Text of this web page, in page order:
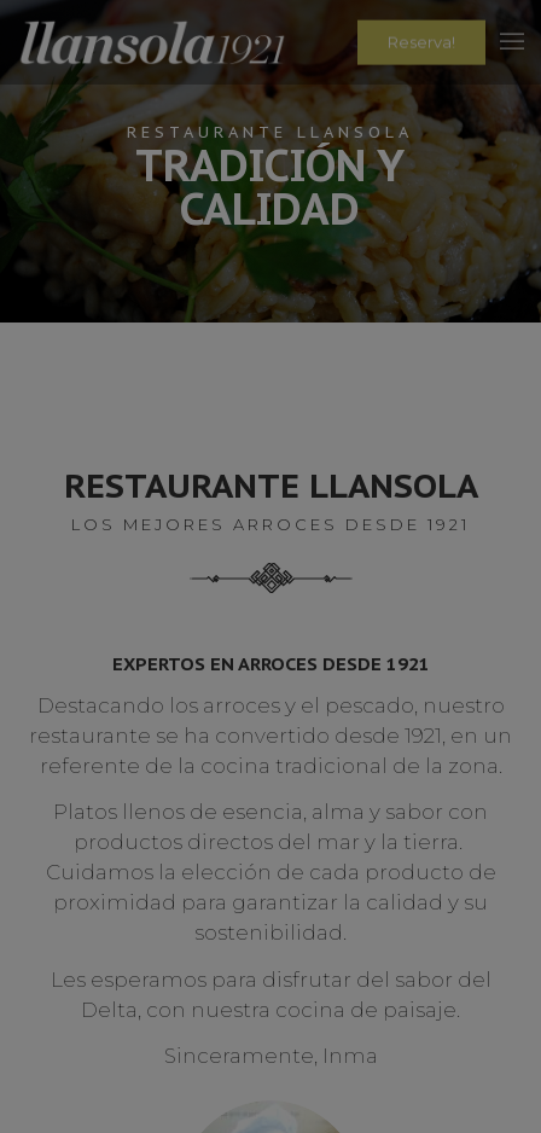
Reserva!
RESTAURANTE LLANSOLA
TRADICIÓN Y
CALIDAD
RESTAURANTE LLANSOLA
LOS MEJORES ARROCES DESDE 1921
EXPERTOS EN ARROCES DESDE 1921
Destacando los arroces y el pescado, nuestro
restaurante se ha convertido desde 1921, en un
referente de la cocina tradicional de la zona.
Platos llenos de esencia, alma y sabor con
productos directos del mar y la tierra.
Cuidamos la elección de cada producto de
proximidad para garantizar la calidad y su
sostenibilidad.
Les esperamos para disfrutar del sabor del
Delta, con nuestra cocina de paisaje.
Sinceramente, Inma